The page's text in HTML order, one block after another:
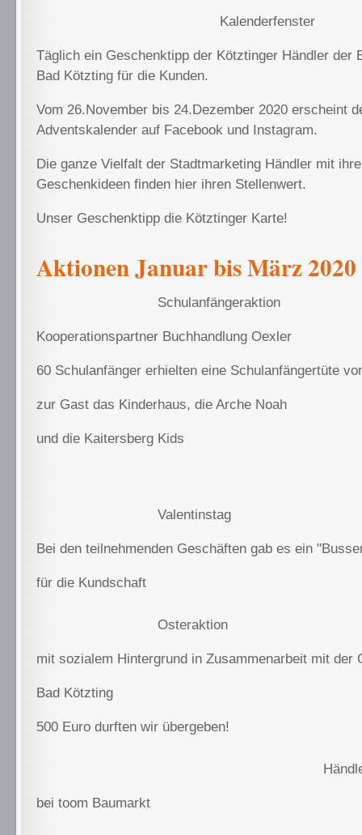
Kalenderfenster
Täglich ein Geschenktipp der Kötztinger Händler der
Bad Kötzting für die Kunden.
Vom 26.November bis 24.Dezember 2020 erscheint
Adventskalender auf Facebook und Instagram.
Die ganze Vielfalt der Stadtmarketing Händler mit
Geschenkideen finden hier ihren Stellenwert.
Unser Geschenktipp die Kötztinger Karte!
Aktionen Januar bis März 2020
Schulanfängeraktion
Kooperationspartner Buchhandlung Oexler
60 Schulanfänger erhielten eine Schulanfängertüte
zur Gast das Kinderhaus, die Arche Noah
und die Kaitersberg Kids
Valentinstag
Bei den teilnehmenden Geschäften gab es ein
für die Kundschaft
Osteraktion
mit sozialem Hintergrund in Zusammenarbeit mit der
Bad Kötzting
500 Euro durften wir übergeben!
bei toom Baumarkt